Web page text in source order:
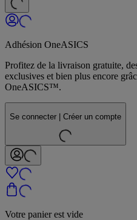
Adhésion OneASICS
Profitez de la livraison gratuite,
exclusives et bien plus encore
OneASICS™.
Se connecter | Créer un compte
Votre panier est vide